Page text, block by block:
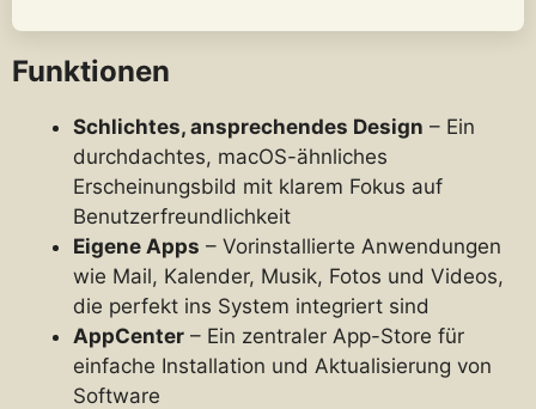
Funktionen
Schlichtes, ansprechendes Design – Ein
durchdachtes, macOS-ähnliches
Erscheinungsbild mit klarem Fokus auf
Benutzerfreundlichkeit
Eigene Apps – Vorinstallierte Anwendungen
wie Mail, Kalender, Musik, Fotos und Videos,
die perfekt ins System integriert sind
AppCenter – Ein zentraler App-Store für
einfache Installation und Aktualisierung von
Software